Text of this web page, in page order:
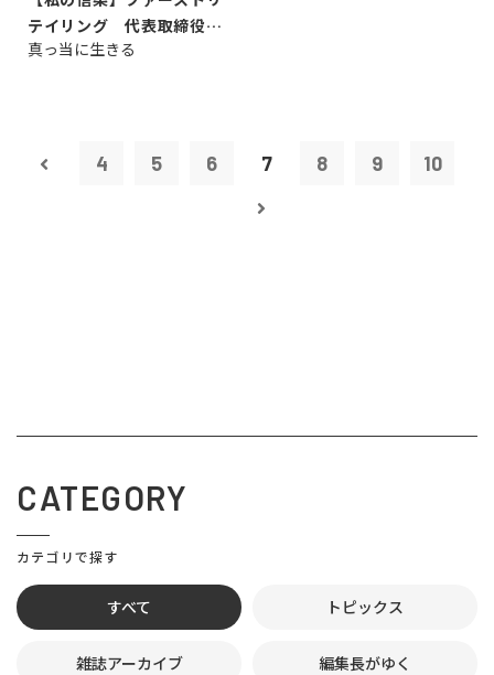
テイリング 代表取締役会
長兼社長 柳...
真っ当に生きる
4 5 6 7 8 9 10
CATEGORY
カテゴリで探す
すべて トピックス
雑誌アーカイブ 編集長がゆく